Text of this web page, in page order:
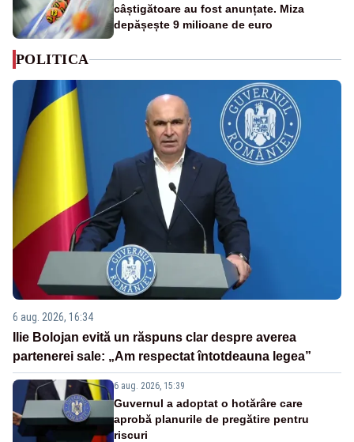
câștigătoare au fost anunțate. Miza
depășește 9 milioane de euro
POLITICA
6 aug. 2026, 16:34
Ilie Bolojan evită un răspuns clar despre averea
partenerei sale: „Am respectat întotdeauna legea”
6 aug. 2026, 15:39
Guvernul a adoptat o hotărâre care
aprobă planurile de pregătire pentru
riscuri